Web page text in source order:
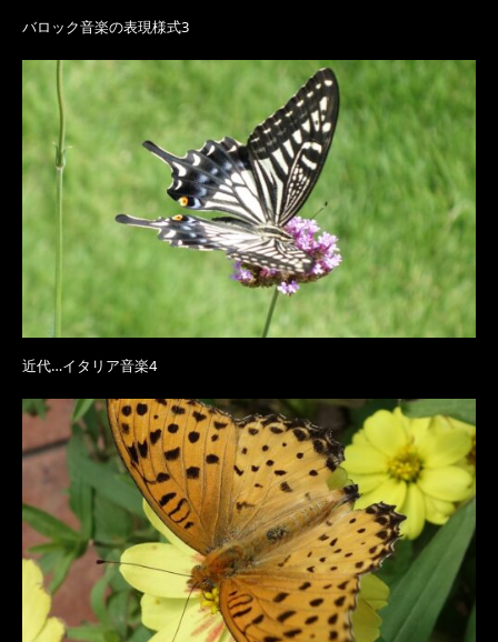
バロック音楽の表現様式3
近代…イタリア音楽4